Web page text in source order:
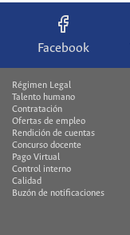
Facebook
Régimen Legal
Talento humano
Contratación
Ofertas de empleo
Rendición de cuentas
Concurso docente
Pago Virtual
Control interno
Calidad
Buzón de notificaciones